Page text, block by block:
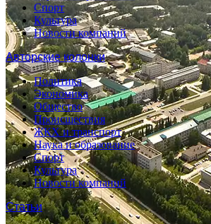
Спорт
Культура
Новости компаний
Авторские колонки
Политика
Экономика
Общество
Происшествия
ЖКХ и транспорт
Наука и образование
Спорт
Культура
Новости компаний
Статьи